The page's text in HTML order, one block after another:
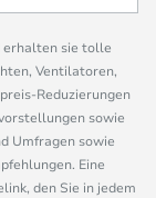
erhalten sie tolle
Ventilatoren,
Reduzierungen
sowie
Umfragen sowie
Eine
den Sie in jedem